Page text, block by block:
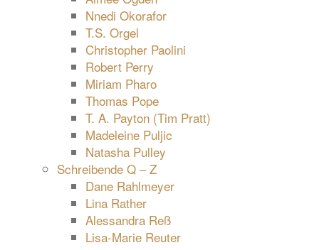
Nnedi Okorafor
T.S. Orgel
Christopher Paolini
Robert Perry
Miriam Pharo
Thomas Pope
T. A. Payton (Tim Pratt)
Madeleine Puljic
Natasha Pulley
Schreibende Q – Z
Dane Rahlmeyer
Lina Rather
Alessandra Reß
Lisa-Marie Reuter